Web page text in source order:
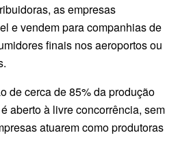
as empresas
e vendem para companhias de
finais nos aeroportos ou
de cerca de 85% da produção
aberto à livre concorrência, sem
atuarem como produtoras